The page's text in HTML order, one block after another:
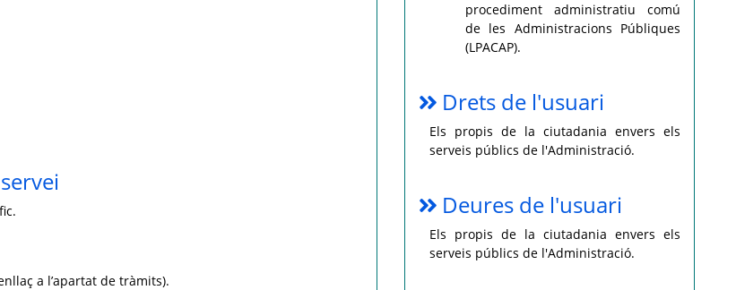
a l’apartat de tràmits).
procediment administratiu comú
de les Administracions Públiques
(LPACAP).
Drets de l'usuari
Els propis de la ciutadania envers els
serveis públics de l'Administració.
Deures de l'usuari
Els propis de la ciutadania envers els
serveis públics de l'Administració.